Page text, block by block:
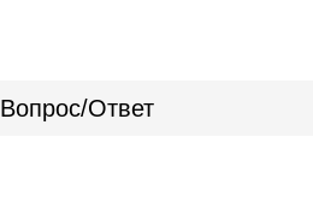
Вопрос/Ответ